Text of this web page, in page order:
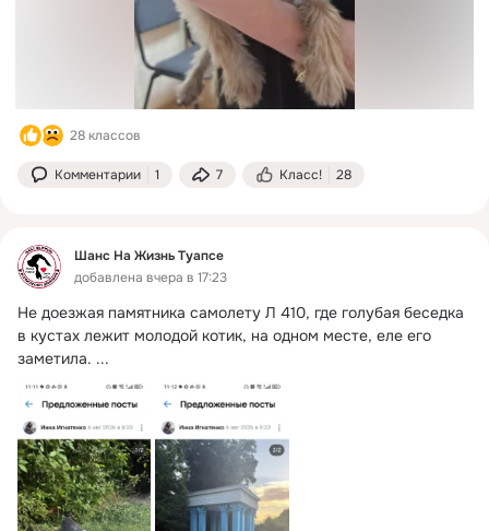
28 классов
Комментарии 1 7 Класс! 28
Шанс На Жизнь Туапсе
добавлена вчера в 17:23
Не доезжая памятника самолету Л 410, где голубая беседка
в кустах лежит молодой котик, на одном месте, еле его
заметила. ...